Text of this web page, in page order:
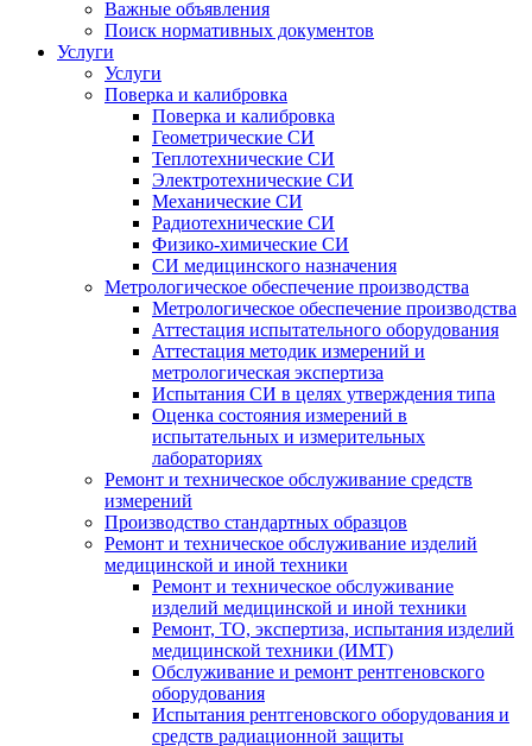
Важные объявления
Поиск нормативных документов
Услуги
Услуги
Поверка и калибровка
Поверка и калибровка
Геометрические СИ
Теплотехнические СИ
Электротехнические СИ
Механические СИ
Радиотехнические СИ
Физико-химические СИ
СИ медицинского назначения
Метрологическое обеспечение производства
Метрологическое обеспечение производства
Аттестация испытательного оборудования
Аттестация методик измерений и
метрологическая экспертиза
Испытания СИ в целях утверждения типа
Оценка состояния измерений в
испытательных и измерительных
лабораториях
Ремонт и техническое обслуживание средств
измерений
Производство стандартных образцов
Ремонт и техническое обслуживание изделий
медицинской и иной техники
Ремонт и техническое обслуживание
изделий медицинской и иной техники
Ремонт, ТО, экспертиза, испытания изделий
медицинской техники (ИМТ)
Обслуживание и ремонт рентгеновского
оборудования
Испытания рентгеновского оборудования и
средств радиационной защиты